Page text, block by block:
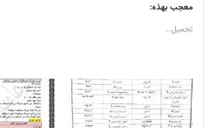
معجب بهذه:
تحميل...